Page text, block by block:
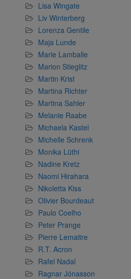
Lisa Wingate
Liv Winterberg
Lorenza Gentile
Maja Lunde
Marie Lamballe
Marion Stieglitz
Martin Krist
Martina Richter
Martina Sahler
Melanie Raabe
Michaela Kastel
Michelle Schrenk
Monika Lüthi
Nadine Kretz
Naomi Hirahara
Nikoletta Kiss
Olivier Bourdeaut
Paulo Coelho
Peter Prange
Pierre Lemaitre
R.T. Acron
Rafel Nadal
Ragnar Jónasson